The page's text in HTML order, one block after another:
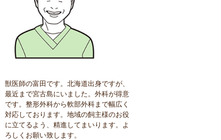
獣医師の富田です。北海道出身ですが、
最近まで宮古島にいました。外科が得意
です。整形外科から軟部外科まで幅広く
対応しております。地域の飼主様のお役
に立てるよう、精進してまいります。よ
ろしくお願い致します。